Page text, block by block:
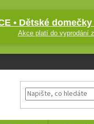
• Dětské
Akce platí do vyprodání